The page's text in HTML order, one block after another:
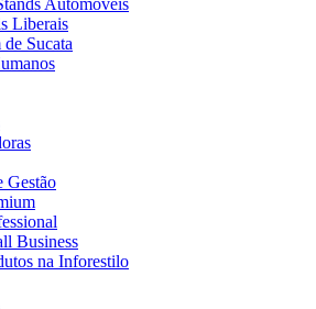
Liberais
Sucata
Gestão
Business
na Inforestilo